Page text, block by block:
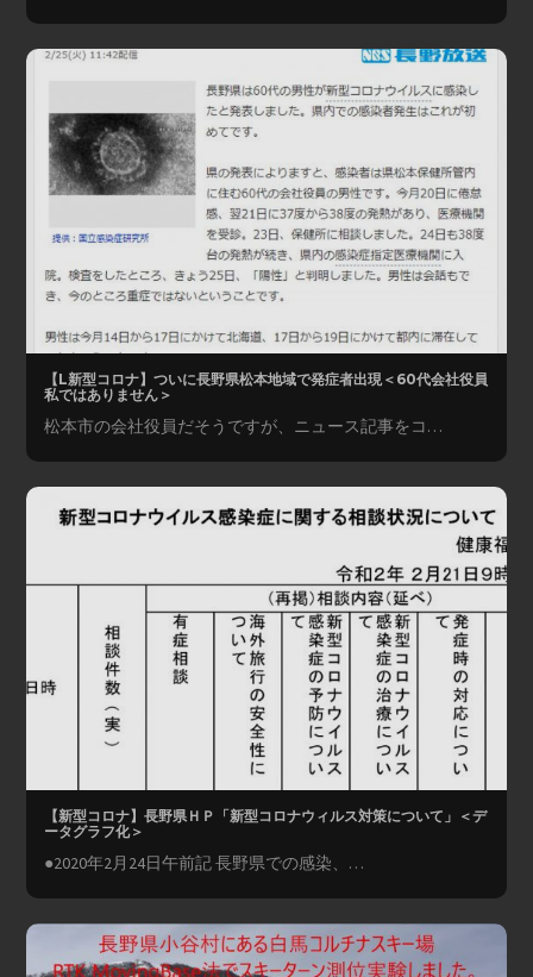
【L新型コロナ】ついに長野県松本地域で発症者出現＜60代会社役員
私ではありません＞
松本市の会社役員だそうですが、ニュース記事をコ…
【新型コロナ】長野県ＨＰ「新型コロナウィルス対策について」＜デ
ータグラフ化＞
●2020年2月24日午前記 長野県での感染、…